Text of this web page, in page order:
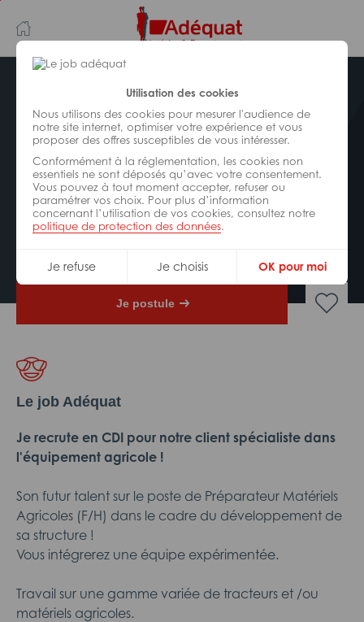
Utilisation des cookies
Nous utilisons des cookies pour mesurer l'audience de
notre site internet, optimiser votre expérience et vous
proposer des offres susceptibles de vous intéresser.
Conformément à la réglementation, les cookies non
essentiels ne sont déposés qu’avec votre consentement.
Vous pouvez à tout moment accepter, refuser ou
paramétrer vos choix. Pour plus d’information
concernant l’utilisation de vos cookies, consultez notre
politique de protection des données.
Je refuse Je choisis OK pour moi
au
contenu
principal
navigation
AGRICULTURE/VITICULTURE
Réf : Z99-250753
Préparateur matériels agricoles
H/F
Je postule
Le job Adéquat
Je recrute en CDI pour notre client spécialiste dans
l'équipement agricole !
Son futur talent sur le poste de Préparateur Matériels
Agricoles (F/H) dans le cadre du développement de
sa structure !
Vous intégrerez une équipe expérimentée.
Travail sur une gamme variée de tracteurs et /ou
matériels agricoles.